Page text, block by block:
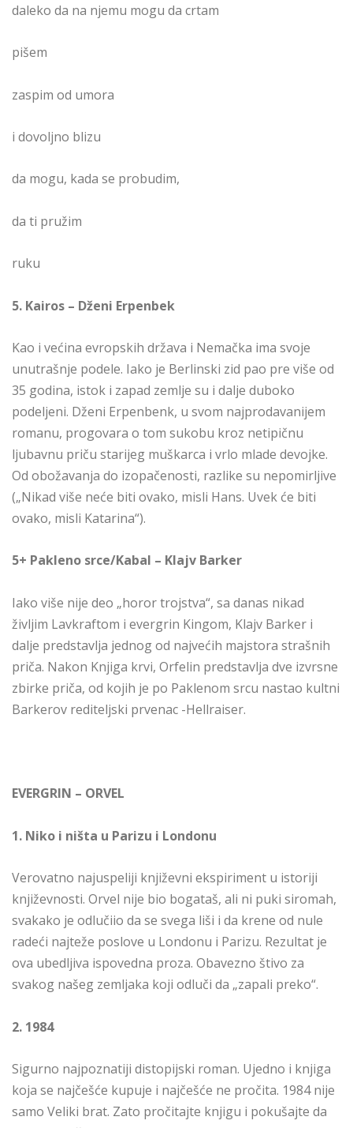
daleko da na njemu mogu da crtam
pišem
zaspim od umora
i dovoljno blizu
da mogu, kada se probudim,
da ti pružim
ruku
5. Kairos – Dženi Erpenbek
Kao i većina evropskih država i Nemačka ima svoje
unutrašnje podele. Iako je Berlinski zid pao pre više od
35 godina, istok i zapad zemlje su i dalje duboko
podeljeni. Dženi Erpenbenk, u svom najprodavanijem
romanu, progovara o tom sukobu kroz netipičnu
ljubavnu priču starijeg muškarca i vrlo mlade devojke.
Od obožavanja do izopačenosti, razlike su nepomirljive
(„Nikad više neće biti ovako, misli Hans. Uvek će biti
ovako, misli Katarina“).
5+ Pakleno srce/Kabal – Klajv Barker
Iako više nije deo „horor trojstva“, sa danas nikad
življim Lavkraftom i evergrin Kingom, Klajv Barker i
dalje predstavlja jednog od najvećih majstora strašnih
priča. Nakon Knjiga krvi, Orfelin predstavlja dve izvrsne
zbirke priča, od kojih je po Paklenom srcu nastao kultni
Barkerov rediteljski prvenac -Hellraiser.
EVERGRIN – ORVEL
1. Niko i ništa u Parizu i Londonu
Verovatno najuspeliji književni ekspiriment u istoriji
književnosti. Orvel nije bio bogataš, ali ni puki siromah,
svakako je odlučiio da se svega liši i da krene od nule
radeći najteže poslove u Londonu i Parizu. Rezultat je
ova ubedljiva ispovedna proza. Obavezno štivo za
svakog našeg zemljaka koji odluči da „zapali preko“.
2. 1984
Sigurno najpoznatiji distopijski roman. Ujedno i knjiga
koja se najčešće kupuje i najčešće ne pročita. 1984 nije
samo Veliki brat. Zato pročitajte knjigu i pokušajte da